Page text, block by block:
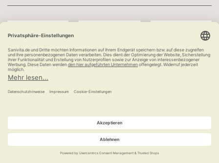
Kauf auf Rechnung
versandkostenfrei
© Ludwig Bertram GmbH | 2026